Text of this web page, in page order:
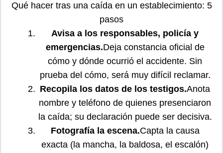
Qué hacer tras una caída en un establecimiento: 5
pasos
Avisa a los responsables, policía y
emergencias.Deja constancia oficial de
cómo y dónde ocurrió el accidente. Sin
prueba del cómo, será muy difícil reclamar.
Recopila los datos de los testigos.Anota
nombre y teléfono de quienes presenciaron
la caída; su declaración puede ser decisiva.
Fotografía la escena.Capta la causa
exacta (la mancha, la baldosa, el escalón)